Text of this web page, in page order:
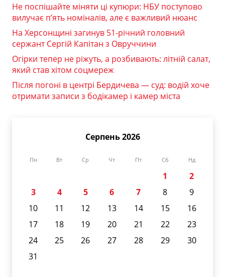
Не поспішайте міняти ці купюри: НБУ поступово
вилучає п’ять номіналів, але є важливий нюанс
На Херсонщині загинув 51-річний головний
сержант Сергій Капітан з Овруччини
Огірки тепер не ріжуть, а розбивають: літній салат,
який став хітом соцмереж
Після погоні в центрі Бердичева — суд: водій хоче
отримати записи з бодікамер і камер міста
Серпень 2026
Пн Вт Ср Чт Пт Сб Нд
1
2
3
4 5 6 7 8
9
10
11 12 13 14 15
16
17
18 19 20 21 22
23
24
25 26 27 28 29
30
31